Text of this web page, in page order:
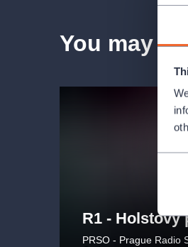
You may
R1 - Holstovy
PRSO - Prague Radio